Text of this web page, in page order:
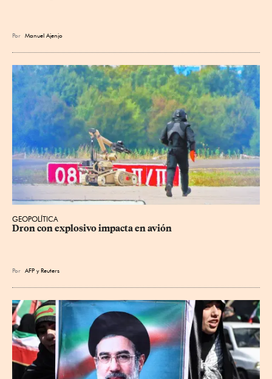
Por Manuel Ajenjo
GEOPOLÍTICA
Dron con explosivo impacta en avión
Por AFP yReuters